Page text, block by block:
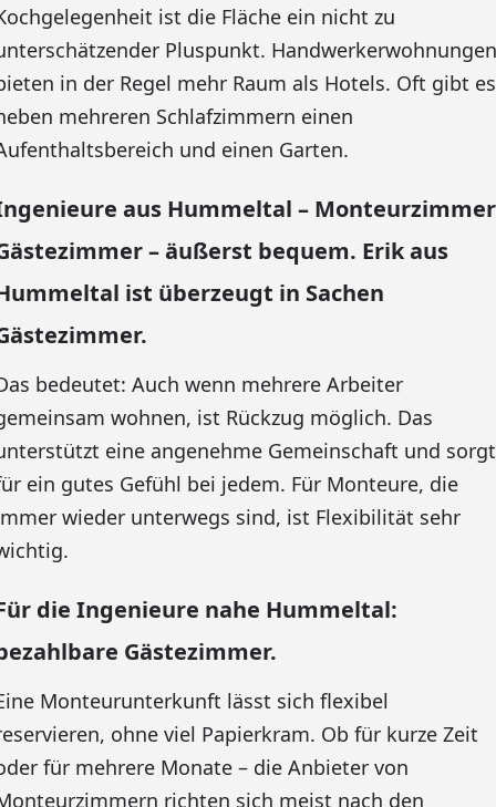
ist die Fläche ein nicht zu
Pluspunkt. Handwerkerwohnungen
in der Regel mehr Raum als Hotels. Oft gibt es
mehreren Schlafzimmern einen
und einen Garten.
aus Hummeltal – Monteurzimmer
– äußerst bequem. Erik aus
ist überzeugt in Sachen
bedeutet: Auch wenn mehrere Arbeiter
wohnen, ist Rückzug möglich. Das
eine angenehme Gemeinschaft und sorgt
ein gutes Gefühl bei jedem. Für Monteure, die
wieder unterwegs sind, ist Flexibilität sehr
die Ingenieure nahe Hummeltal:
Gästezimmer.
Monteurunterkunft lässt sich flexibel
ohne viel Papierkram. Ob für kurze Zeit
für mehrere Monate – die Anbieter von
richten sich meist nach den